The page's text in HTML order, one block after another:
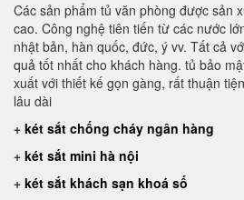
Các sản phẩm tủ văn phòng được sản
cao. Công nghệ tiên tiến từ các nước
nhật bản, hàn quốc, đức, ý vv. Tất cả
quả tốt nhất cho khách hàng. tủ bảo
xuất với thiết kế gọn gàng, rất thuận
lâu dài
+ két sắt chống cháy ngân hàng
+ két sắt mini hà nội
+ két sắt khách sạn khoá số